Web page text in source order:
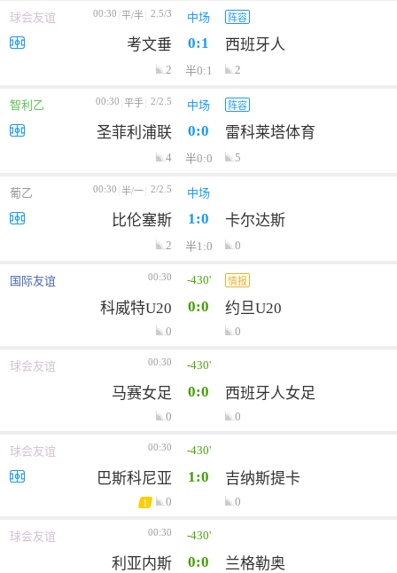
球会友谊 00:30 平/半 2.5/3 中场 阵容
考文垂 0:1 西班牙人
2 半0:1 2
智利乙 00:30 平手 2/2.5 中场 阵容
圣菲利浦联 0:0 雷科莱塔体育
4 半0:0 5
葡乙 00:30 半/一 2/2.5 中场
比伦塞斯 1:0 卡尔达斯
2 半1:0 0
国际友谊 00:30 -430' 情报
科威特U20 0:0 约旦U20
0 0
球会友谊 00:30 -430'
马赛女足 0:0 西班牙人女足
0 0
球会友谊 00:30 -430'
巴斯科尼亚 1:0 吉纳斯提卡
1 0 0
球会友谊 00:30 -430'
利亚内斯 0:0 兰格勒奥